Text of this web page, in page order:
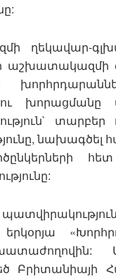
ղեկավար-
աշխատակազմի
խորացմանը
տարբեր
նախագծել
Բրիտանիայի